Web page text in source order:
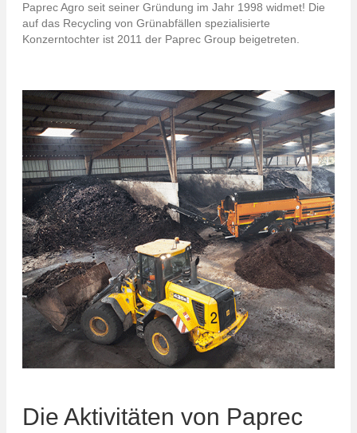
Paprec Agro seit seiner Gründung im Jahr 1998 widmet! Die
auf das Recycling von Grünabfällen spezialisierte
Konzerntochter ist 2011 der Paprec Group beigetreten.
Die Aktivitäten von Paprec